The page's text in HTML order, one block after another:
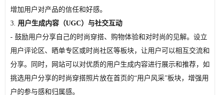
增加用户对产品的信任和好感。
3. 用户生成内容（UGC）与社交互动
- 鼓励用户分享自己的时尚穿搭、购物体验和对时尚的见解。设立
用户评论区、晒单专区或时尚社区等板块，让用户可以相互交流和
分享。同时，网站可以对优质的用户生成内容进行展示和推荐，如
挑选用户分享的时尚穿搭照片放在首页的“用户风采”板块，增强用
户的参与感和归属感。